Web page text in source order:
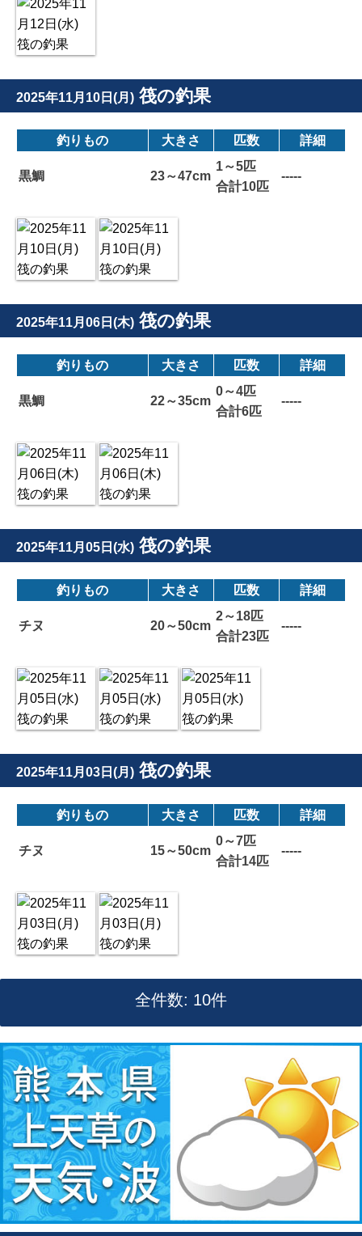
2025年11月10日(月) 筏の釣果
釣りもの 大きさ 匹数 詳細
黒鯛 23～47cm
1～5匹
合計10匹
-----
2025年11月06日(木) 筏の釣果
釣りもの 大きさ 匹数 詳細
黒鯛 22～35cm
0～4匹
合計6匹
-----
2025年11月05日(水) 筏の釣果
釣りもの 大きさ 匹数 詳細
チヌ 20～50cm
2～18匹
合計23匹
-----
2025年11月03日(月) 筏の釣果
釣りもの 大きさ 匹数 詳細
チヌ 15～50cm
0～7匹
合計14匹
-----
全件数: 10件